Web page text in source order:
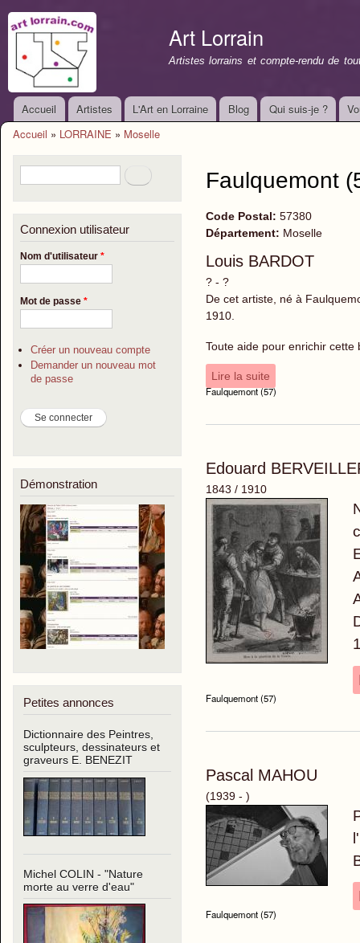
Art Lorrain
Artistes lorrains et compte-rendu de
Menu principal
Accueil Artistes L'Art en Lorraine Blog Qui suis-je ?
Accueil » LORRAINE » Moselle
Formulaire de rechercheRechercher
Connexion utilisateur
Nom d'utilisateur *
Mot de passe *
Créer un nouveau compte
Demander un nouveau mot
de passe
Démonstration
Petites annonces
Dictionnaire des Peintres,
sculpteurs, dessinateurs et
graveurs E. BENEZIT
Michel COLIN - "Nature
morte au verre d'eau"
Faulquemont
Code Postal: 57380
Département: Moselle
Louis BARDOT
? - ?
De cet artiste, né à
1910.
Toute aide pour enrichir
Lire la suite
Faulquemont (57)
Edouard
1843 / 1910
Faulquemont (57)
Pascal MAHOU
(1939 - )
Faulquemont (57)